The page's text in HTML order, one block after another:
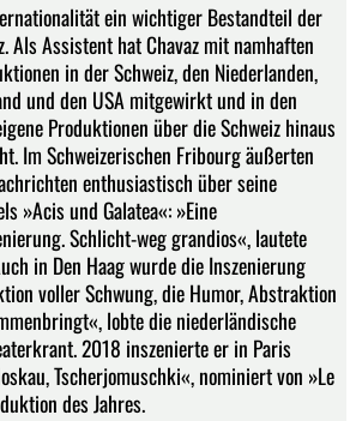
ein wichtiger Bestandteil der
Als Assistent hat Chavaz mit namhaften
in der Schweiz, den Niederlanden,
und den USA mitgewirkt und in den
Produktionen über die Schweiz hinaus
Im Schweizerischen Fribourg äußerten
enthusiastisch über seine
»Acis und Galatea«: »Eine
Schlicht-weg grandios«, lautete
in Den Haag wurde die Inszenierung
voller Schwung, die Humor, Abstraktion
lobte die niederländische
2018 inszenierte er in Paris
Tscherjomuschki«, nominiert von »Le
des Jahres.